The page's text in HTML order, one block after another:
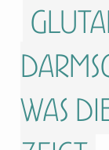
was